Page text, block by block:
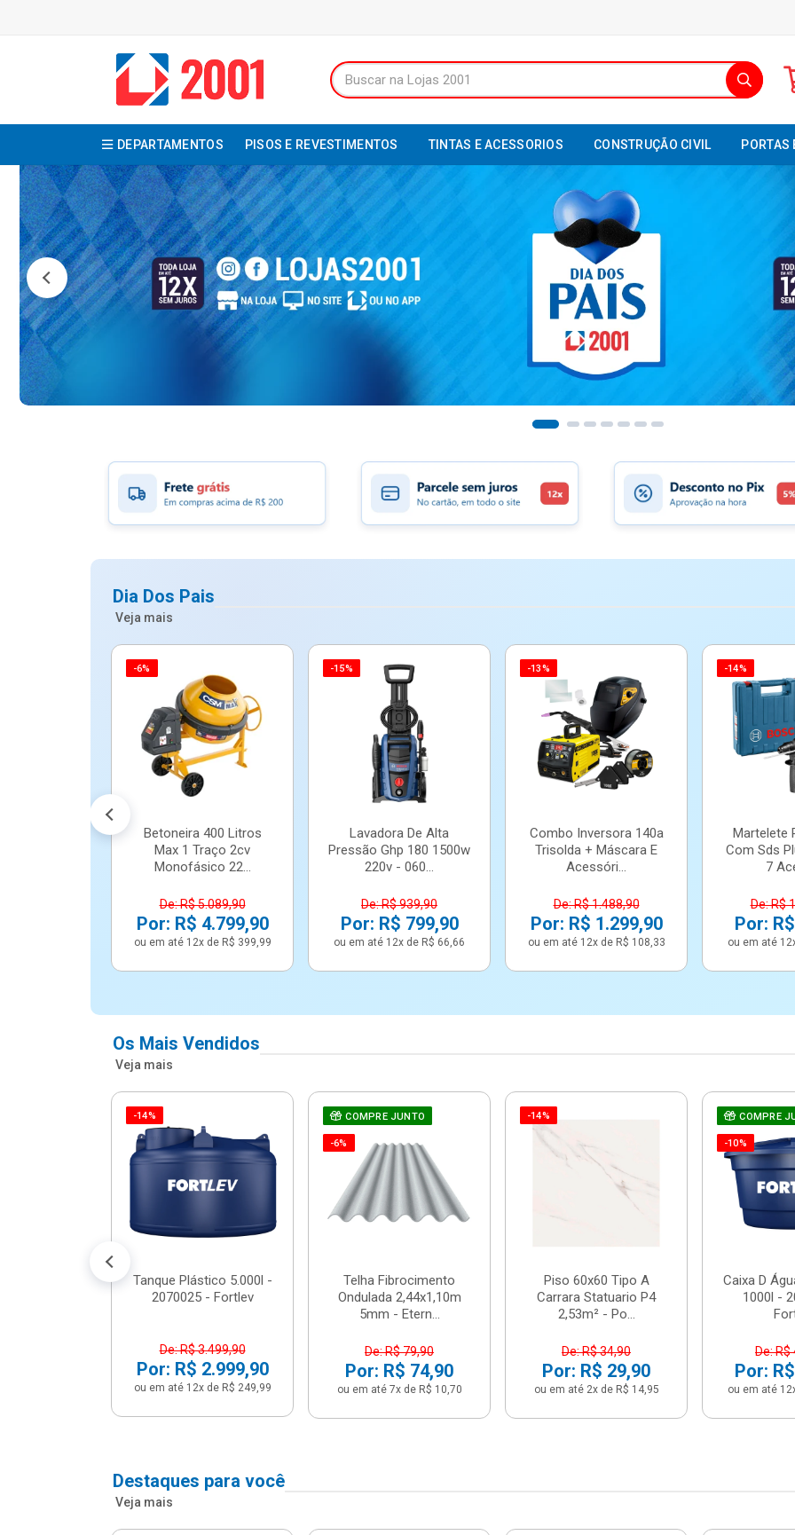
DEPARTAMENTOS PISOS E REVESTIMENTOS TINTAS E ACESSORIOS CONSTRUÇÃO CIVIL PORTAS
Dia Dos Pais
Veja mais
-6%
Betoneira 400 Litros
Max 1 Traço 2cv
Monofásico 22...
De: R$ 5.089,90
Por: R$ 4.799,90
ou em até 12x de R$ 399,99
-15%
Lavadora De Alta
Pressão Ghp 180 1500w
220v - 060...
De: R$ 939,90
Por: R$ 799,90
ou em até 12x de R$ 66,66
-13%
Combo Inversora 140a
Trisolda + Máscara E
Acessóri...
De: R$ 1.488,90
Por: R$ 1.299,90
ou em até 12x de R$ 108,33
-14%
Martelete
Com Sds
7
De: R$
Por:
ou em até
Os Mais Vendidos
Veja mais
-14%
Tanque Plástico 5.000l -
2070025 - Fortlev
De: R$ 3.499,90
Por: R$ 2.999,90
ou em até 12x de R$ 249,99
COMPRE JUNTO
-6%
Telha Fibrocimento
Ondulada 2,44x1,10m
5mm - Etern...
De: R$ 79,90
Por: R$ 74,90
ou em até 7x de R$ 10,70
-14%
Piso 60x60 Tipo A
Carrara Statuario P4
2,53m² - Po...
De: R$ 34,90
Por: R$ 29,90
ou em até 2x de R$ 14,95
COMPRE
-10%
Caixa D
1000l -
De: R$
Por:
ou em até
Destaques para você
Veja mais